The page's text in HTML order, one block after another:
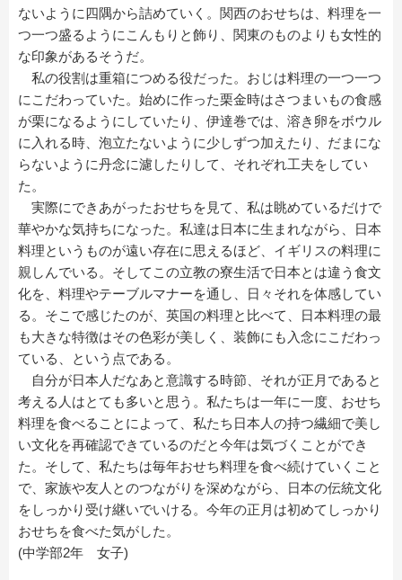
ないように四隅から詰めていく。関西のおせちは、料理を一
つ一つ盛るようにこんもりと飾り、関東のものよりも女性的
な印象があるそうだ。
私の役割は重箱につめる役だった。おじは料理の一つ一つ
にこだわっていた。始めに作った栗金時はさつまいもの食感
が栗になるようにしていたり、伊達巻では、溶き卵をボウル
に入れる時、泡立たないように少しずつ加えたり、だまにな
らないように丹念に濾したりして、それぞれ工夫をしてい
た。
実際にできあがったおせちを見て、私は眺めているだけで
華やかな気持ちになった。私達は日本に生まれながら、日本
料理というものが遠い存在に思えるほど、イギリスの料理に
親しんでいる。そしてこの立教の寮生活で日本とは違う食文
化を、料理やテーブルマナーを通し、日々それを体感してい
る。そこで感じたのが、英国の料理と比べて、日本料理の最
も大きな特徴はその色彩が美しく、装飾にも入念にこだわっ
ている、という点である。
自分が日本人だなあと意識する時節、それが正月であると
考える人はとても多いと思う。私たちは一年に一度、おせち
料理を食べることによって、私たち日本人の持つ繊細で美し
い文化を再確認できているのだと今年は気づくことができ
た。そして、私たちは毎年おせち料理を食べ続けていくこと
で、家族や友人とのつながりを深めながら、日本の伝統文化
をしっかり受け継いでいける。今年の正月は初めてしっかり
おせちを食べた気がした。
(中学部2年 女子)